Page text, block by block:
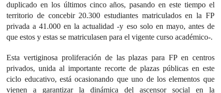
duplicado en los últimos cinco años, pasando en este tiempo el
territorio de concebir 20.300 estudiantes matriculados en la FP
privada a 41.000 en la actualidad -y eso solo en mayo, antes de
que estos y estas se matriculasen para el vigente curso académico-.
Esta vertiginosa proliferación de las plazas para FP en centros
privados, unida al importante recorte de plazas públicas en este
ciclo educativo, está ocasionando que uno de los elementos que
vienen a garantizar la dinámica del ascensor social en la